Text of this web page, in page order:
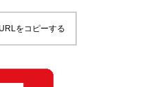
をコピーする